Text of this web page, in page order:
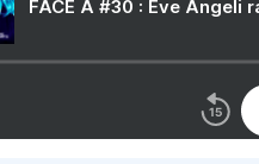
FACE A #30 : Eve Angeli